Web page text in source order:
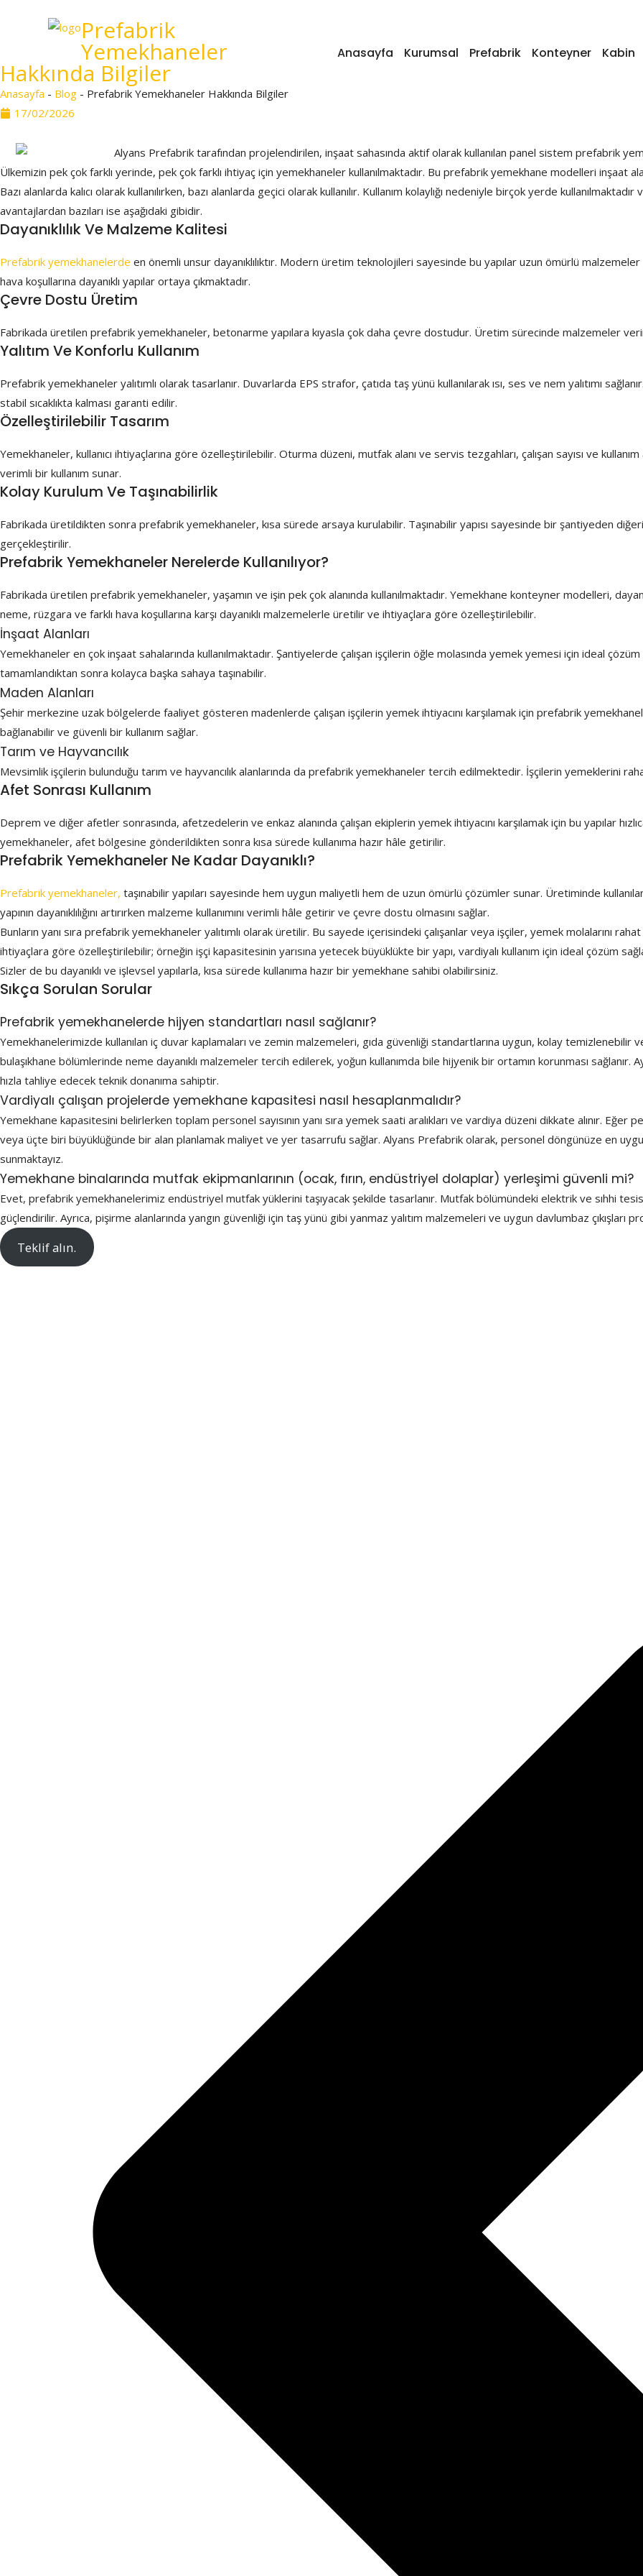
Anasayfa Kurumsal Prefabrik Konteyner Kabin
Prefabrik
Yemekhaneler
Hakkında Bilgiler
Anasayfa - Blog - Prefabrik Yemekhaneler Hakkında Bilgiler
17/02/2026
Ülkemizin pek çok farklı yerinde, pek çok farklı ihtiyaç için yemekhaneler kullanılmaktadır. Bu prefabrik yemekhane modelleri inşaat
Bazı alanlarda kalıcı olarak kullanılırken, bazı alanlarda geçici olarak kullanılır. Kullanım kolaylığı nedeniyle birçok yerde kullanılmaktadır
avantajlardan bazıları ise aşağıdaki gibidir.
Dayanıklılık Ve Malzeme Kalitesi
Prefabrik yemekhanelerde en önemli unsur dayanıklılıktır. Modern üretim teknolojileri sayesinde bu yapılar uzun ömürlü
hava koşullarına dayanıklı yapılar ortaya çıkmaktadır.
Çevre Dostu Üretim
Fabrikada üretilen prefabrik yemekhaneler, betonarme yapılara kıyasla çok daha çevre dostudur. Üretim sürecinde malzemeler
Yalıtım Ve Konforlu Kullanım
Prefabrik yemekhaneler yalıtımlı olarak tasarlanır. Duvarlarda EPS strafor, çatıda taş yünü kullanılarak ısı, ses ve nem yalıtımı
stabil sıcaklıkta kalması garanti edilir.
Özelleştirilebilir Tasarım
Yemekhaneler, kullanıcı ihtiyaçlarına göre özelleştirilebilir. Oturma düzeni, mutfak alanı ve servis tezgahları, çalışan sayısı ve
verimli bir kullanım sunar.
Kolay Kurulum Ve Taşınabilirlik
Fabrikada üretildikten sonra prefabrik yemekhaneler, kısa sürede arsaya kurulabilir. Taşınabilir yapısı sayesinde bir şantiyeden
gerçekleştirilir.
Prefabrik Yemekhaneler Nerelerde Kullanılıyor?
Fabrikada üretilen prefabrik yemekhaneler, yaşamın ve işin pek çok alanında kullanılmaktadır. Yemekhane konteyner modelleri,
neme, rüzgara ve farklı hava koşullarına karşı dayanıklı malzemelerle üretilir ve ihtiyaçlara göre özelleştirilebilir.
İnşaat Alanları
Yemekhaneler en çok inşaat sahalarında kullanılmaktadır. Şantiyelerde çalışan işçilerin öğle molasında yemek yemesi için ideal çözüm
tamamlandıktan sonra kolayca başka sahaya taşınabilir.
Maden Alanları
Şehir merkezine uzak bölgelerde faaliyet gösteren madenlerde çalışan işçilerin yemek ihtiyacını karşılamak için prefabrik
bağlanabilir ve güvenli bir kullanım sağlar.
Tarım ve Hayvancılık
Mevsimlik işçilerin bulunduğu tarım ve hayvancılık alanlarında da prefabrik yemekhaneler tercih edilmektedir. İşçilerin yemeklerini
Afet Sonrası Kullanım
Deprem ve diğer afetler sonrasında, afetzedelerin ve enkaz alanında çalışan ekiplerin yemek ihtiyacını karşılamak için bu yapılar
yemekhaneler, afet bölgesine gönderildikten sonra kısa sürede kullanıma hazır hâle getirilir.
Prefabrik Yemekhaneler Ne Kadar Dayanıklı?
Prefabrik yemekhaneler, taşınabilir yapıları sayesinde hem uygun maliyetli hem de uzun ömürlü çözümler sunar. Üretiminde
yapının dayanıklılığını artırırken malzeme kullanımını verimli hâle getirir ve çevre dostu olmasını sağlar.
Bunların yanı sıra prefabrik yemekhaneler yalıtımlı olarak üretilir. Bu sayede içerisindeki çalışanlar veya işçiler, yemek molalarını
ihtiyaçlara göre özelleştirilebilir; örneğin işçi kapasitesinin yarısına yetecek büyüklükte bir yapı, vardiyalı kullanım için ideal çözüm
Sizler de bu dayanıklı ve işlevsel yapılarla, kısa sürede kullanıma hazır bir yemekhane sahibi olabilirsiniz.
Sıkça Sorulan Sorular
Prefabrik yemekhanelerde hijyen standartları nasıl sağlanır?
Yemekhanelerimizde kullanılan iç duvar kaplamaları ve zemin malzemeleri, gıda güvenliği standartlarına uygun, kolay
bulaşıkhane bölümlerinde neme dayanıklı malzemeler tercih edilerek, yoğun kullanımda bile hijyenik bir ortamın korunması sağlanır.
hızla tahliye edecek teknik donanıma sahiptir.
Vardiyalı çalışan projelerde yemekhane kapasitesi nasıl hesaplanmalıdır?
Yemekhane kapasitesini belirlerken toplam personel sayısının yanı sıra yemek saati aralıkları ve vardiya düzeni dikkate alınır. Eğer
veya üçte biri büyüklüğünde bir alan planlamak maliyet ve yer tasarrufu sağlar. Alyans Prefabrik olarak, personel döngünüze en
sunmaktayız.
Yemekhane binalarında mutfak ekipmanlarının (ocak, fırın, endüstriyel dolaplar) yerleşimi güvenli mi?
Evet, prefabrik yemekhanelerimiz endüstriyel mutfak yüklerini taşıyacak şekilde tasarlanır. Mutfak bölümündeki elektrik ve sıhhi
güçlendirilir. Ayrıca, pişirme alanlarında yangın güvenliği için taş yünü gibi yanmaz yalıtım malzemeleri ve uygun davlumbaz çıkışları
Teklif alın.